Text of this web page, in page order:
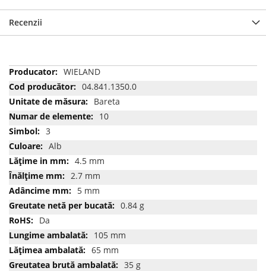
Recenzii
Mai
multe
informatii
WIELAND
04.841.1350.0
Bareta
10
3
Alb
4.5 mm
2.7 mm
5 mm
0.84 g
Da
105 mm
65 mm
35 g